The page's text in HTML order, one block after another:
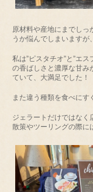
原材料や産地にまでしっ
うか悩んでしまいますが
私は”ピスタチオ”と”エ
の香ばしさと濃厚な甘み
ていて、大満足でした！
また違う種類を食べにす
ジェラートだけではなく
散策やツーリングの際に